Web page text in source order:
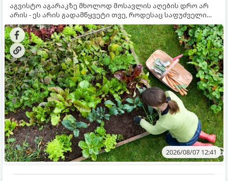
აგვისტო აგარაკზე მხოლოდ მოსავლის აღების დრო არ
არის - ეს არის გადამწყვეტი თვე, როდესაც საფუძველი
ეყრება მომავალი წლის მოსავალს და ბაღი მზადდება
შემოდგომა-ზამთრის სეზონისთვის. იმისათვის, რომ
ნიადაგმა ენერგია აღიდგინოს, ხოლო მცენარეებმა
ზამთარს გაუძლონ, აგვისტოს ბოლომდე 5
მნიშვნელოვანი საქმის გაკეთება უნდა მოასწროთ:
2026/08/07 12:41